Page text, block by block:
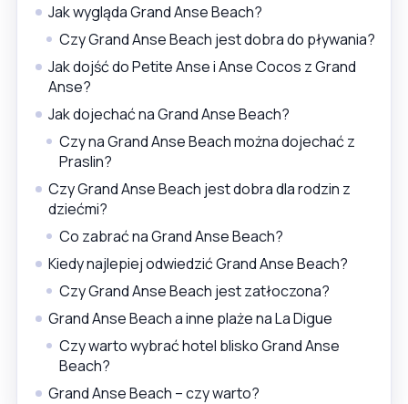
Jak wygląda Grand Anse Beach?
Czy Grand Anse Beach jest dobra do pływania?
Jak dojść do Petite Anse i Anse Cocos z Grand
Anse?
Jak dojechać na Grand Anse Beach?
Czy na Grand Anse Beach można dojechać z
Praslin?
Czy Grand Anse Beach jest dobra dla rodzin z
dziećmi?
Co zabrać na Grand Anse Beach?
Kiedy najlepiej odwiedzić Grand Anse Beach?
Czy Grand Anse Beach jest zatłoczona?
Grand Anse Beach a inne plaże na La Digue
Czy warto wybrać hotel blisko Grand Anse
Beach?
Grand Anse Beach – czy warto?